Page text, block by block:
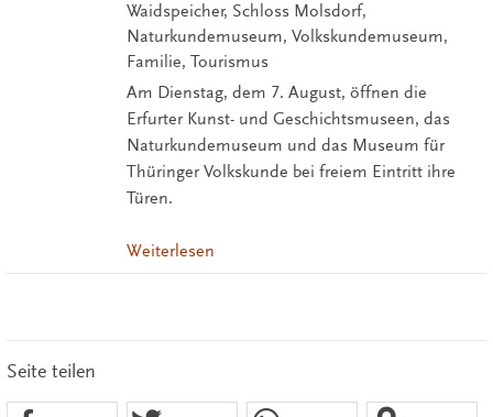
Waidspeicher, Schloss Molsdorf,
Naturkundemuseum, Volkskundemuseum,
Familie, Tourismus
Am Dienstag, dem 7. August, öffnen die
Erfurter Kunst- und Geschichtsmuseen, das
Naturkundemuseum und das Museum für
Thüringer Volkskunde bei freiem Eintritt ihre
Türen.
Weiterlesen
Seite teilen